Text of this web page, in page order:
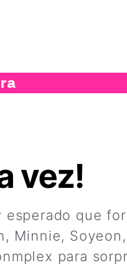
vez!
que
Minnie,
para